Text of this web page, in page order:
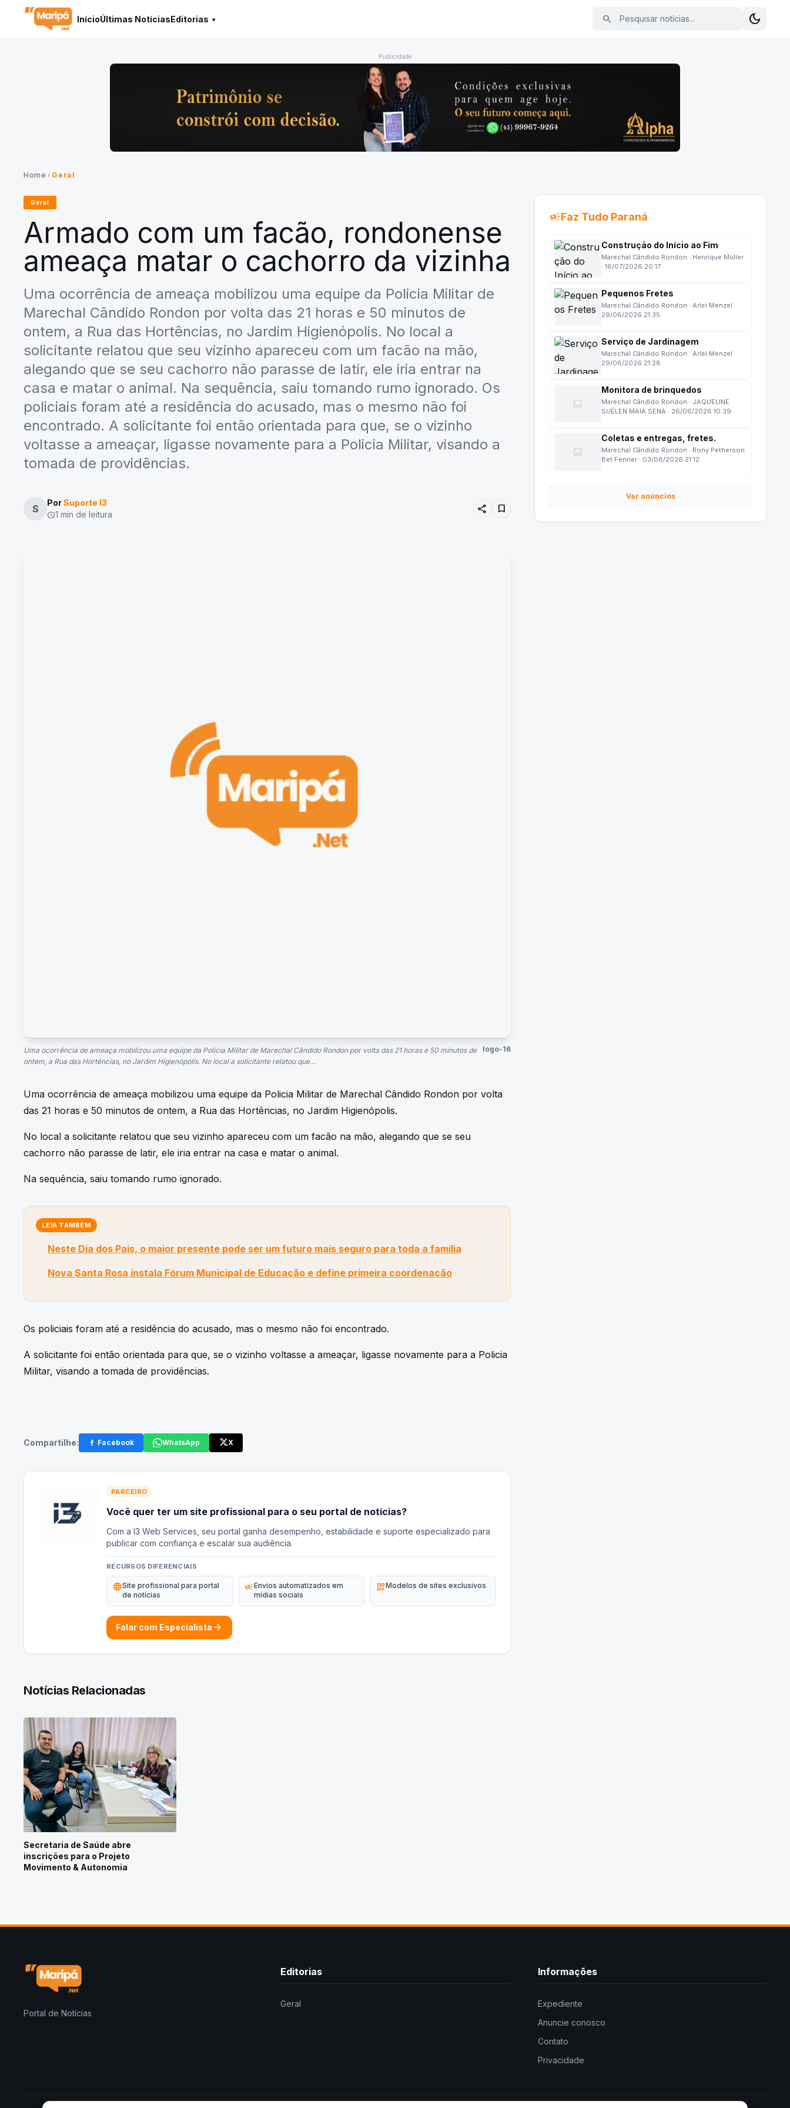
InícioÚltimas NotíciasEditorias Pesquisar notícias
search dark_mode
Publicidade
Home chevron_right Geral
Geral
Armado com um facão, rondonense
ameaça matar o cachorro da vizinha
Uma ocorrência de ameaça mobilizou uma equipe da Policia Militar de
Marechal Cândido Rondon por volta das 21 horas e 50 minutos de
ontem, a Rua das Hortências, no Jardim Higienópolis. No local a
solicitante relatou que seu vizinho apareceu com um facão na mão,
alegando que se seu cachorro não parasse de latir, ele iria entrar na
casa e matar o animal. Na sequência, saiu tomando rumo ignorado. Os
policiais foram até a residência do acusado, mas o mesmo não foi
encontrado. A solicitante foi então orientada para que, se o vizinho
voltasse a ameaçar, ligasse novamente para a Policia Militar, visando a
tomada de providências.
S
PorSuporte I3
schedule1 min de leitura share bookmark
Uma ocorrência de ameaça mobilizou uma equipe da Policia Militar de Marechal Cândido Rondon por volta das 21 horas e 50 minutos de
ontem, a Rua das Hortências, no Jardim Higienópolis. No local a solicitante relatou que...
logo-16
Uma ocorrência de ameaça mobilizou uma equipe da Policia Militar de Marechal Cândido Rondon por volta
das 21 horas e 50 minutos de ontem, a Rua das Hortências, no Jardim Higienópolis.
No local a solicitante relatou que seu vizinho apareceu com um facão na mão, alegando que se seu
cachorro não parasse de latir, ele iria entrar na casa e matar o animal.
Na sequência, saiu tomando rumo ignorado.
LEIA TAMBÉM
Neste Dia dos Pais, o maior presente pode ser um futuro mais seguro para toda a família
Nova Santa Rosa instala Fórum Municipal de Educação e define primeira coordenação
Os policiais foram até a residência do acusado, mas o mesmo não foi encontrado.
A solicitante foi então orientada para que, se o vizinho voltasse a ameaçar, ligasse novamente para a Policia
Militar, visando a tomada de providências.
Compartilhe: Facebook WhatsApp X
PARCEIRO
Você quer ter um site profissional para o seu portal de notícias?
Com a I3 Web Services, seu portal ganha desempenho, estabilidade e suporte especializado para
publicar com confiança e escalar sua audiência.
RECURSOS DIFERENCIAIS
languageSite profissional para portal
de notícias
campaignEnvios automatizados em
mídias sociais
dashboard_customizeModelos de sites exclusivos
Falar com Especialista arrow_forward
Notícias Relacionadas
Secretaria de Saúde abre
inscrições para o Projeto
Movimento & Autonomia
campaignFaz Tudo Paraná
Construção do Início ao Fim
Marechal Cândido Rondon · Henrique Müller
· 16/07/2026 20:17
Pequenos Fretes
Marechal Cândido Rondon · Arlei Menzel ·
29/06/2026 21:35
Serviço de Jardinagem
Marechal Cândido Rondon · Arlei Menzel ·
29/06/2026 21:28
image
Monitora de brinquedos
Marechal Cândido Rondon · JAQUELINE
SUELEN MAIA SENA · 26/06/2026 10:39
image
Coletas e entregas, fretes.
Marechal Cândido Rondon · Rony Petherson
Bet Fenner · 03/06/2026 21:12
Ver anúncios
Portal de Notícias
Editorias
Geral
Informações
Expediente
Anuncie conosco
Contato
Privacidade